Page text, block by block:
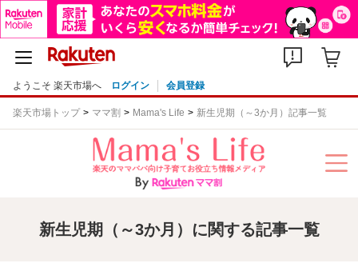
ようこそ 楽天市場へ ログイン 会員登録
楽天市場トップ ママ割 Mama's Life 新生児期（～3か月）記事一覧
新生児期（～3か月）に関する記事一覧